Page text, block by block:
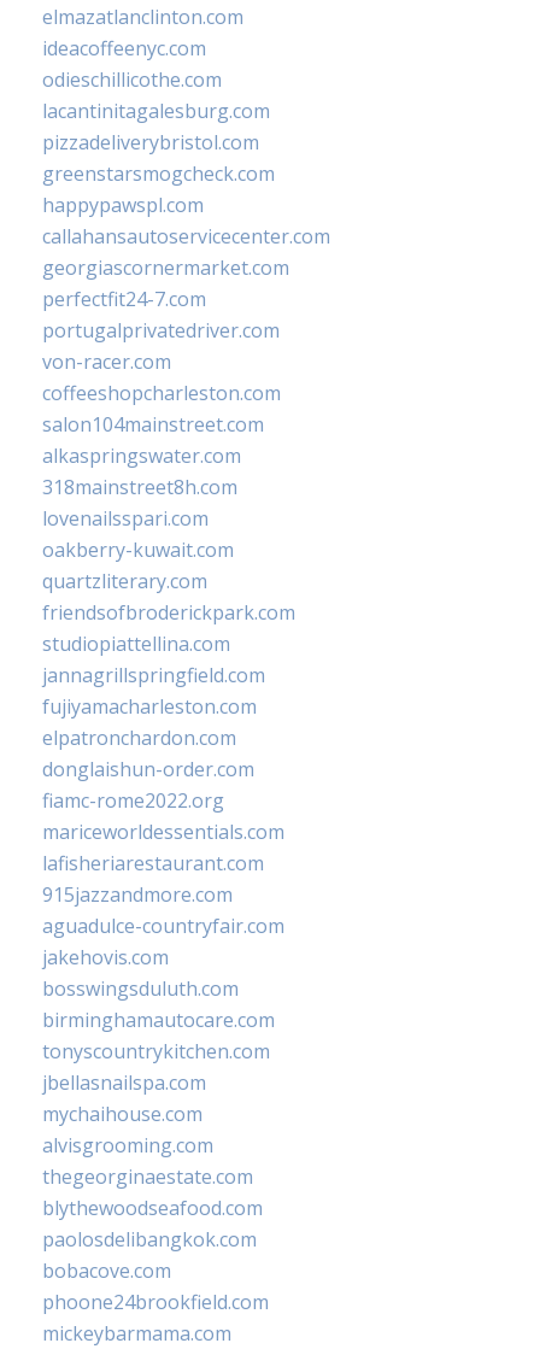
elmazatlanclinton.com
ideacoffeenyc.com
odieschillicothe.com
lacantinitagalesburg.com
pizzadeliverybristol.com
greenstarsmogcheck.com
happypawspl.com
callahansautoservicecenter.com
georgiascornermarket.com
perfectfit24-7.com
portugalprivatedriver.com
von-racer.com
coffeeshopcharleston.com
salon104mainstreet.com
alkaspringswater.com
318mainstreet8h.com
lovenailsspari.com
oakberry-kuwait.com
quartzliterary.com
friendsofbroderickpark.com
studiopiattellina.com
jannagrillspringfield.com
fujiyamacharleston.com
elpatronchardon.com
donglaishun-order.com
fiamc-rome2022.org
mariceworldessentials.com
lafisheriarestaurant.com
915jazzandmore.com
aguadulce-countryfair.com
jakehovis.com
bosswingsduluth.com
birminghamautocare.com
tonyscountrykitchen.com
jbellasnailspa.com
mychaihouse.com
alvisgrooming.com
thegeorginaestate.com
blythewoodseafood.com
paolosdelibangkok.com
bobacove.com
phoone24brookfield.com
mickeybarmama.com